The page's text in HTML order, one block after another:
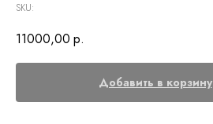
SKU:
11000,00 р.
Добавить в корзину